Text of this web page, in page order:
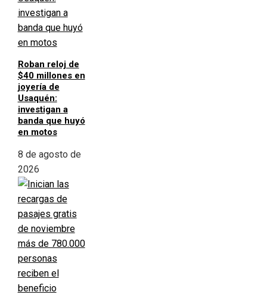
Roban reloj de
$40 millones en
joyería de
Usaquén:
investigan a
banda que huyó
en motos
8 de agosto de
2026